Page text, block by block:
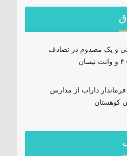
و یک مصدوم در تصادف
فرماندار داراب از مدارس
کوهستان